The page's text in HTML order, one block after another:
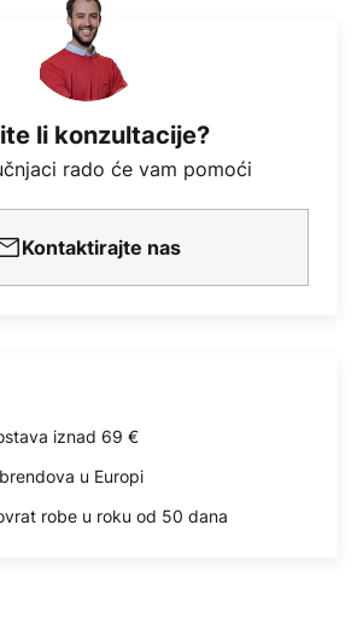
li konzultacije?
rado će vam pomoći
Kontaktirajte nas
iznad 69 €
u Europi
robe u roku od 50 dana